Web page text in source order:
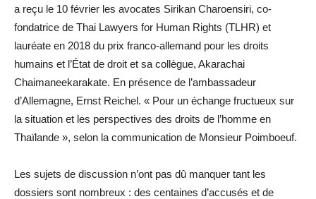
a reçu le 10 février les avocates Sirikan Charoensiri, co-
fondatrice de Thai Lawyers for Human Rights (TLHR) et
lauréate en 2018 du prix franco-allemand pour les droits
humains et l’État de droit et sa collègue, Akarachai
Chaimaneekarakate. En présence de l’ambassadeur
d’Allemagne, Ernst Reichel. « Pour un échange fructueux sur
la situation et les perspectives des droits de l’homme en
Thaïlande », selon la communication de Monsieur Poimboeuf.
Les sujets de discussion n’ont pas dû manquer tant les
dossiers sont nombreux : des centaines d’accusés et de